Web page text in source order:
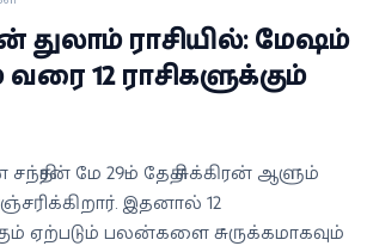
துலாம் ராசியில்: மேஷம்
12 ராசிகளுக்கும்
மே 29-ம் தேதி சுக்கிரன் ஆளும்
இதனால் 12
ஏற்படும் பலன்களை சுருக்கமாகவும்